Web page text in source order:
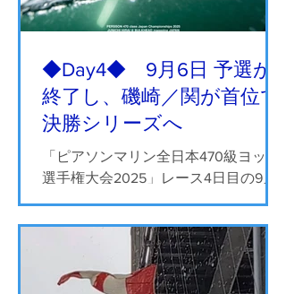
◆Day4◆ 9月6日 予選が
終了し、磯崎／関が首位で
決勝シリーズへ
「ピアソンマリン全日本470級ヨット
選手権大会2025」レース4日目の9月6
な快晴で、4ノットの軽風から午後に
は10ノットまで上がるコンディション
となりました。8時30分からのチーム
リーダーミーティング後、風が上がる